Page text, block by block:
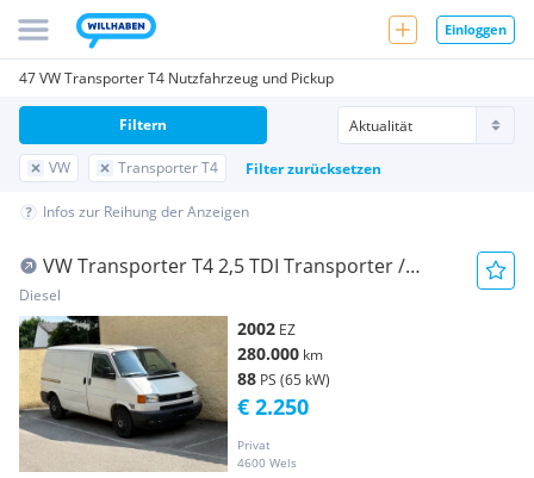
Einloggen
47 VW Transporter T4 Nutzfahrzeug und Pickup
VW Transporter T4 Filter zurücksetzen
Filtern
Infos zur Reihung der Anzeigen
VW Transporter T4 2,5 TDI Transporter /
Kastenwagen
Diesel
2002 EZ
280.000 km
88 PS (65 kW)
Privat
4600 Wels
€ 2.250